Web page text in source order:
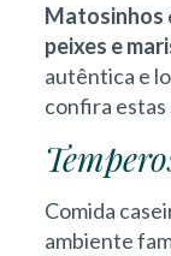
Matosinhos
peixes e
autêntica e
confira
Comida
ambiente